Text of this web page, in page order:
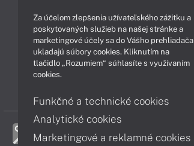
Vrátenie tovaru
Vyhlásenie o prístupnosti
Cookies
Za účelom zlepšenia užívateľského zážitku a
poskytovaných služieb na našej stránke a
marketingové účely sa do Vášho prehliadača
ukladajú súbory cookies. Kliknutím na
tlačidlo „Rozumiem“ súhlasíte s využívaním
cookies.
Funkčné a technické cookies
Analytické cookies
Marketingové a reklamné cookies